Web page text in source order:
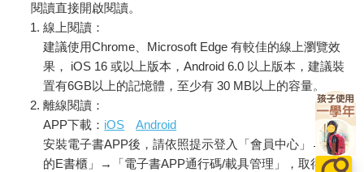
閱讀直接開啟閱讀。
線上閱讀：
建議使用Chrome、Microsoft Edge 有較佳的線上瀏覽效
果， iOS 16 或以上版本，Android 6.0 以上版本，建議裝
置有6GB以上的記憶體，至少有 30 MB以上的容量。
離線閱讀：
APP下載： iOS
Android
安裝電子書APP後，請依照提示登入「會員中心」→「我
的E書櫃」→「電子書APP通行碼/載具管理」，取得通行